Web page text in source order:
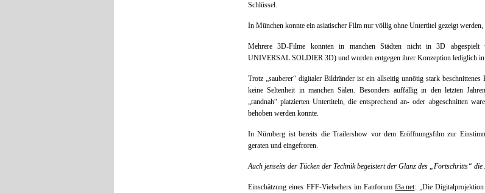
Schlüssel.
In München konnte ein asiatischer Film nur völlig ohne Untertitel gezeigt
Mehrere 3D-Filme konnten in manchen Städten nicht in 3D
UNIVERSAL SOLDIER 3D) und wurden entgegen ihrer Konzeption lediglich in
Trotz „sauberer“ digitaler Bildränder ist ein allseitig unnötig stark
keine Seltenheit in manchen Sälen. Besonders auffällig in den letzten
„randnah“ platzierten Untertiteln, die entsprechend an- oder abgeschnitten
behoben werden konnte.
In Nürnberg ist bereits die Trailershow vor dem Eröffnungsfilm zur
geraten und eingefroren.
Auch jenseits der Tücken der Technik begeistert der Glanz des „Fortschritts“ die
Einschätzung eines FFF-Vielsehers im Fanforumf3a.net: „Die